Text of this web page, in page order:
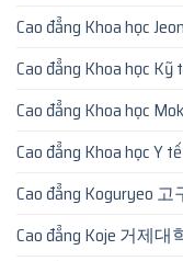
Cao đẳng Khoa học
Cao đẳng Khoa học
Cao đẳng Khoa học
Cao đẳng Khoa học Y
Cao đẳng Koguryeo
Cao đẳng Koje 거제대